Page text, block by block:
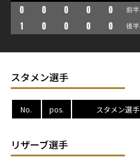
0
0 0 0 0 前半
1
0 0 0 0 後半
スタメン選手
No. pos. スタメン選手
リザーブ選手